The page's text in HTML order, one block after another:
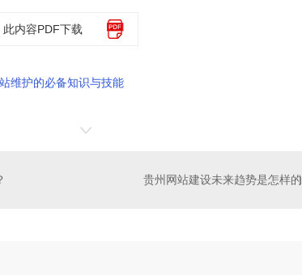
此内容PDF下载
维护的必备知识与技能
贵州网站建设未来趋势是怎样的